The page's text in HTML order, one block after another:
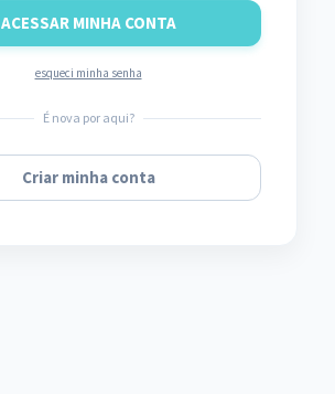
ACESSAR MINHA CONTA
esqueci minha senha
É nova por aqui?
Criar minha conta